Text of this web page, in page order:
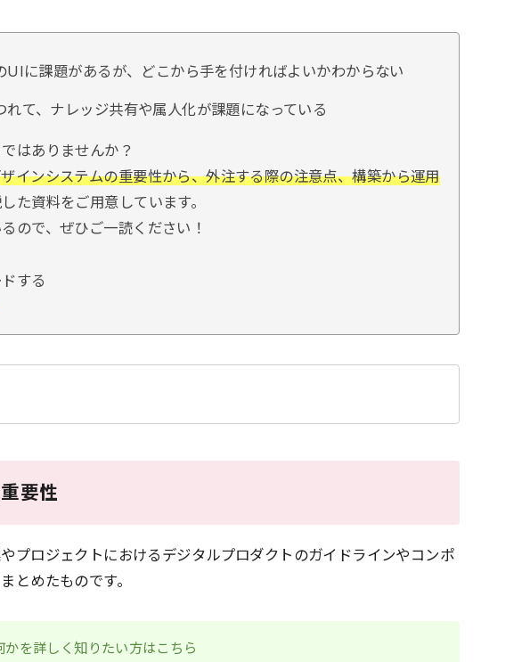
UIに課題があるが、どこから手を付ければよいかわからない
れて、ナレッジ共有や属人化が課題になっている
はありませんか？
インシステムの重要性から、外注する際の注意点、構築から運用
た資料をご用意しています。
ので、ぜひご一読ください！
する
要性
プロジェクトにおけるデジタルプロダクトのガイドラインやコンポ
とめたものです。
を詳しく知りたい方はこちら